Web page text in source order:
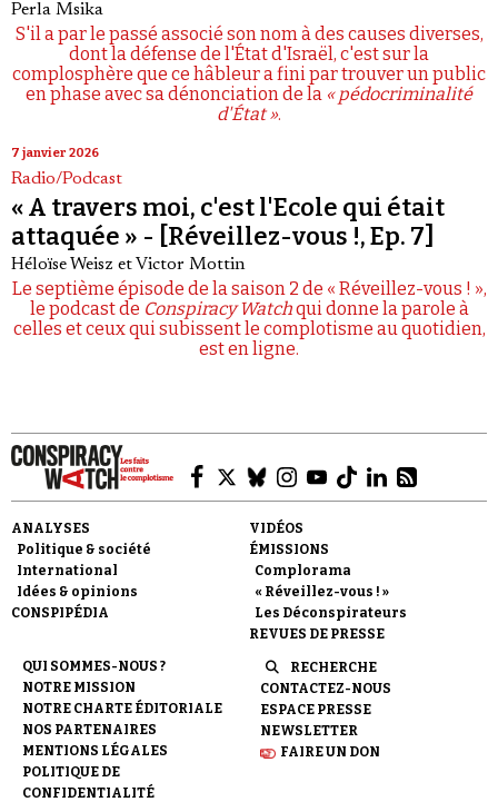
Perla Msika
S'il a par le passé associé son nom à des causes diverses,
dont la défense de l'État d'Israël, c'est sur la
complosphère que ce hâbleur a fini par trouver un public
en phase avec sa dénonciation de la « pédocriminalité
d'État ».
7 janvier 2026
Radio/Podcast
« A travers moi, c'est l'Ecole qui était
attaquée » - [Réveillez-vous !, Ep. 7]
Héloïse Weisz et Victor Mottin
Le septième épisode de la saison 2 de « Réveillez-vous ! »,
le podcast de Conspiracy Watchqui donne la parole à
celles et ceux qui subissent le complotisme au quotidien,
est en ligne.
ANALYSES
Politique & société
International
Idées & opinions
CONSPIPÉDIA
VIDÉOS
ÉMISSIONS
Complorama
« Réveillez-vous ! »
Les Déconspirateurs
REVUES DE PRESSE
QUI SOMMES-NOUS ?
NOTRE MISSION
NOTRE CHARTE ÉDITORIALE
NOS PARTENAIRES
MENTIONS LÉGALES
POLITIQUE DE
CONFIDENTIALITÉ
RECHERCHE
CONTACTEZ-NOUS
ESPACE PRESSE
NEWSLETTER
FAIRE UN DON